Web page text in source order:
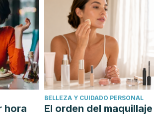
hora
BELLEZA Y CUIDADO PERSONAL
El orden del maquillaje